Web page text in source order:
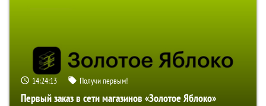
14:24:13 Получи первым!
Первый заказ в сети магазинов «Золотое Яблоко»